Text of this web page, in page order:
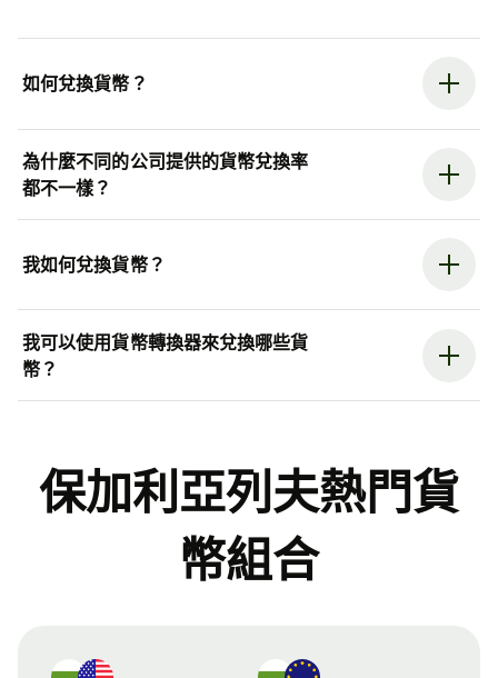
如何兌換貨幣？
為什麼不同的公司提供的貨幣兌換率
都不一樣？
我如何兌換貨幣？
我可以使用貨幣轉換器來兌換哪些貨
幣？
保加利亞列夫熱門貨
幣組合